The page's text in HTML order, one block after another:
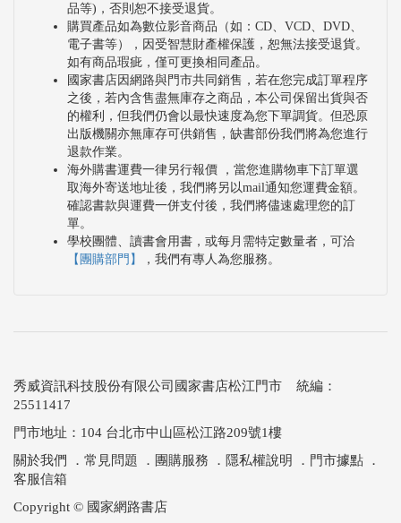
品等)，否則恕不接受退貨。
購買產品如為數位影音商品（如：CD、VCD、DVD、
電子書等），因受智慧財產權保護，恕無法接受退貨。
如有商品瑕疵，僅可更換相同產品。
國家書店因網路與門市共同銷售，若在您完成訂單程序
之後，若內含售盡無庫存之商品，本公司保留出貨與否
的權利，但我們仍會以最快速度為您下單調貨。但恐原
出版機關亦無庫存可供銷售，缺書部份我們將為您進行
退款作業。
海外購書運費一律另行報價 ，當您進購物車下訂單選
取海外寄送地址後，我們將另以mail通知您運費金額。
確認書款與運費一併支付後，我們將儘速處理您的訂
單。
學校團體、讀書會用書，或每月需特定數量者，可洽
【團購部門】
，我們有專人為您服務。
秀威資訊科技股份有限公司國家書店松江門市 統編：
25511417
門市地址：104 台北市中山區松江路209號1樓
關於我們
． 常見問題 ． 團購服務 ． 隱私權說明 ． 門市據點 ．
客服信箱
Copyright © 國家網路書店